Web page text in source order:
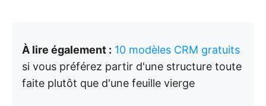
À lire également : 10 modèles CRM gratuits
si vous préférez partir d'une structure toute
faite plutôt que d'une feuille vierge